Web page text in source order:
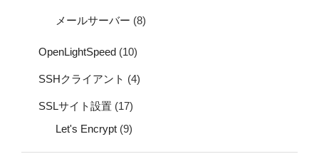
メールサーバー (8)
OpenLightSpeed (10)
SSHクライアント (4)
SSLサイト設置 (17)
Let's Encrypt (9)